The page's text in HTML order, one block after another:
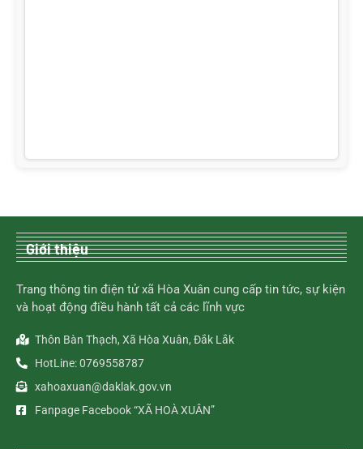
Giới thiệu
Trang thông tin điện tử xã Hòa Xuân cung cấp tin tức, sự kiện
và hoạt động điều hành tất cả các lĩnh vực
Thôn Bàn Thạch, Xã Hòa Xuân, Đắk Lắk
HotLine: 0769558787
xahoaxuan@daklak.gov.vn
Fanpage Facebook “XÃ HOÀ XUÂN”